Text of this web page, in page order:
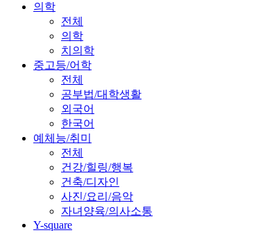
의학
전체
의학
치의학
중고등/어학
전체
공부법/대학생활
외국어
한국어
예체능/취미
전체
건강/힐링/행복
건축/디자인
사진/요리/음악
자녀양육/의사소통
Y-square